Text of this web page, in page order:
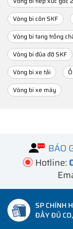
Vòng bi côn SKF
Vòng bi tang trống
Vòng bi đũa đỡ SKF
Vòng bi xe tải
Vòng bi xe máy
BÁO
Hotline:
SP CHÍNH
ĐẦY ĐỦ